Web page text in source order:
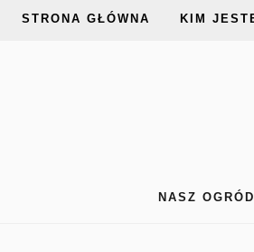
STRONA GŁÓWNA KIM
NASZ OGRÓD